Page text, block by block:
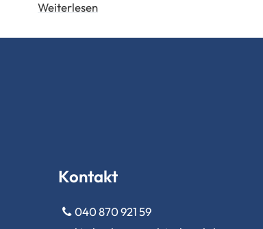
Weiterlesen
Kontakt
040 870 921 59